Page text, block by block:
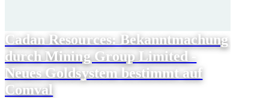
Cadan Resources: Bekanntmachung
durch Mining Group Limited -
Neues Goldsystem bestimmt auf
Comval